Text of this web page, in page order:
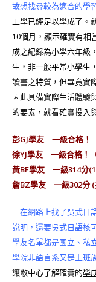
故想找尋較為適合的學
工學已經足以學成了。
10個月，顯示確實有相
成之紀錄為小學六年級
生，非一般平常小學生
讀書之特質，但畢竟實
因此具備實際生活體驗
的要素，就看確實投入
彭GJ學友 一級合格！
徐YJ學友 一級合格！（
黃BF學友 一級314分
詹BZ學友 一級302分 (
在網路上找了吳式日
說明，還要吳式日語核
學友名單都是國立、私
學院非語言系又是上班
讓敝中心了解確實的學